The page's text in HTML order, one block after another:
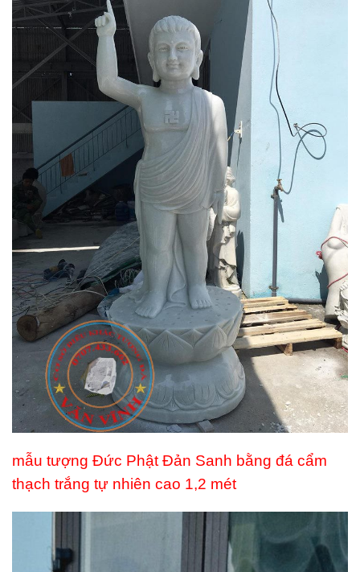
mẫu tượng Đức Phật Đản Sanh bằng đá cẩm
thạch trắng tự nhiên cao 1,2 mét